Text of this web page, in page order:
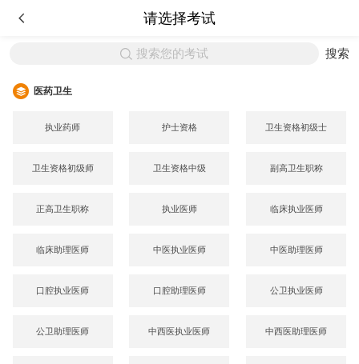
请选择考试
搜索您的考试 搜索
医药卫生
执业药师 护士资格 卫生资格初级士
卫生资格初级师 卫生资格中级 副高卫生职称
正高卫生职称 执业医师 临床执业医师
临床助理医师 中医执业医师 中医助理医师
口腔执业医师 口腔助理医师 公卫执业医师
公卫助理医师 中西医执业医师 中西医助理医师